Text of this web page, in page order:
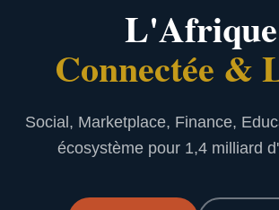
L'Afrique
Connectée &
Social, Marketplace, Finance,
écosystème pour 1,4 milliard